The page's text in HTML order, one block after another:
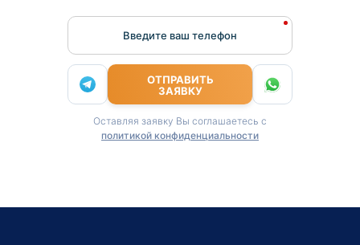
Введите ваш телефон
ОТПРАВИТЬ
ЗАЯВКУ
Оставляя заявку Вы соглашаетесь с
политикой конфиденциальности